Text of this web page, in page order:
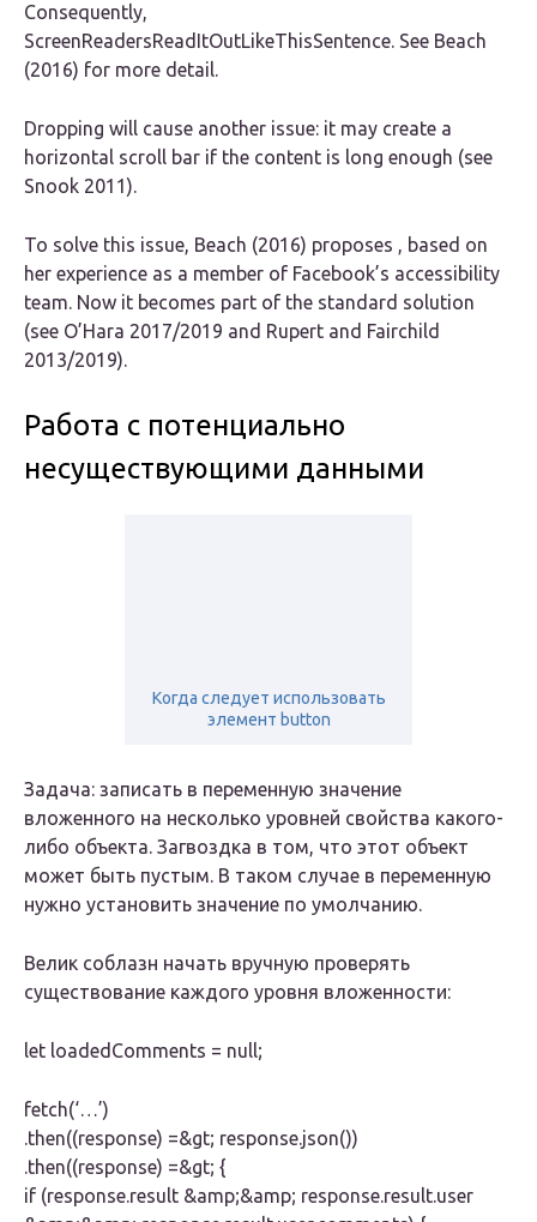
Consequently,
ScreenReadersReadItOutLikeThisSentence. See Beach
(2016) for more detail.
Dropping will cause another issue: it may create a
horizontal scroll bar if the content is long enough (see
Snook 2011).
To solve this issue, Beach (2016) proposes , based on
her experience as a member of Facebook’s accessibility
team. Now it becomes part of the standard solution
(see O’Hara 2017/2019 and Rupert and Fairchild
2013/2019).
Работа с потенциально
несуществующими данными
Когда следует использовать
элемент button
Задача: записать в переменную значение
вложенного на несколько уровней свойства какого-
либо объекта. Загвоздка в том, что этот объект
может быть пустым. В таком случае в переменную
нужно установить значение по умолчанию.
Велик соблазн начать вручную проверять
существование каждого уровня вложенности:
let loadedComments = null;
fetch(‘…’)
.then((response) =&gt; response.json())
.then((response) =&gt; {
if (response.result &amp;&amp; response.result.user